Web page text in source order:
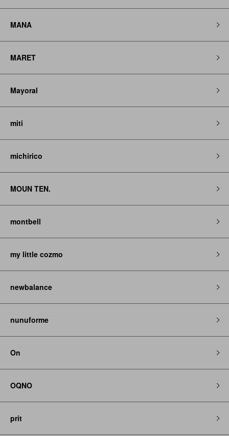
MANA
MARET
Mayoral
miti
michirico
MOUN TEN.
montbell
my little cozmo
newbalance
nunuforme
On
OQNO
prit